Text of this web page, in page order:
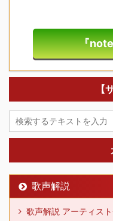
『
【
歌声解説
歌声解説 アーティス